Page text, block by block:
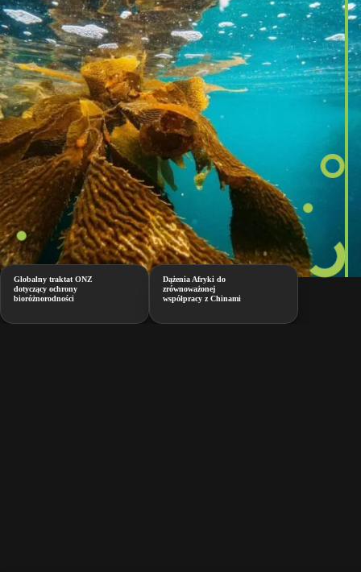
Globalny traktat ONZ
dotyczący ochrony
bioróżnorodności
Dążenia Afryki do
zrównoważonej
współpracy z Chinami